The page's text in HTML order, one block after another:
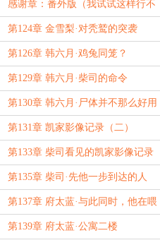
感谢章：番外版（我试试这样行不
行）
第124章 金雪梨·对秃鹫的突袭
第126章 韩六月·鸡兔同笼？
第129章 韩六月·柴司的命令
第130章 韩六月·尸体并不那么好用
嘛
第131章 凯家影像记录（二）
第133章 柴司看见的凯家影像记录
（四）
第135章 柴司·先他一步到达的人
第137章 府太蓝·与此同时，他在喂
猫？
第139章 府太蓝·公寓二楼